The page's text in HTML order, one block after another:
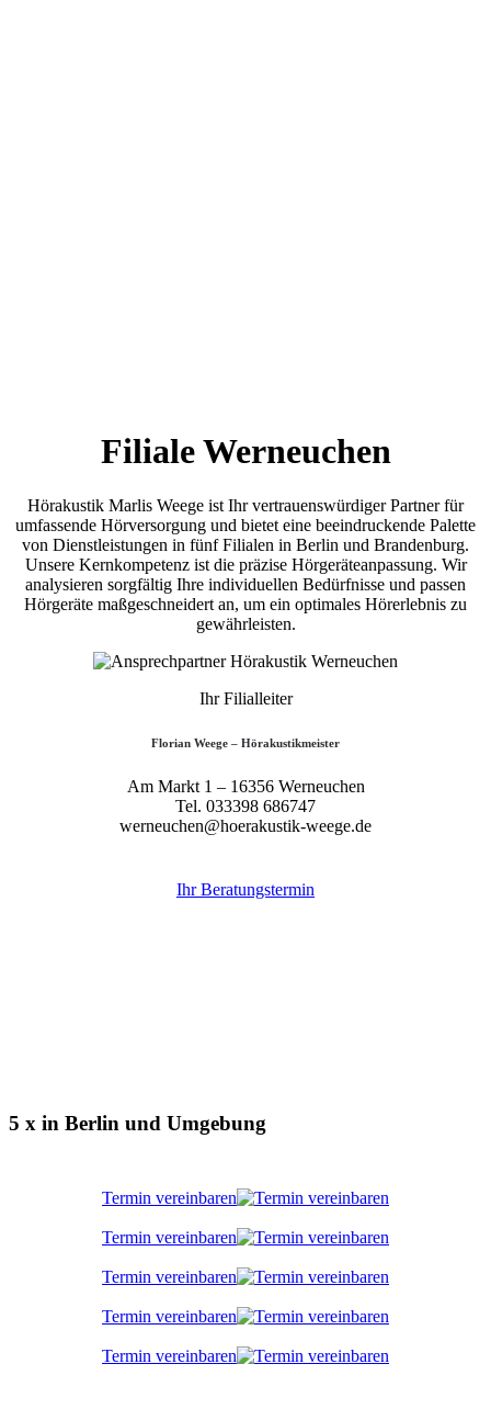
Filiale Werneuchen
Hörakustik Marlis Weege ist Ihr vertrauenswürdiger Partner für
umfassende Hörversorgung und bietet eine beeindruckende Palette
von Dienstleistungen in fünf Filialen in Berlin und Brandenburg.
Unsere Kernkompetenz ist die präzise Hörgeräteanpassung. Wir
analysieren sorgfältig Ihre individuellen Bedürfnisse und passen
Hörgeräte maßgeschneidert an, um ein optimales Hörerlebnis zu
gewährleisten.
Ihr Filialleiter
Florian Weege – Hörakustikmeister
Am Markt 1 – 16356 Werneuchen
Tel. 033398 686747
werneuchen@hoerakustik-weege.de
Ihr Beratungstermin
5 x in Berlin und Umgebung
Termin vereinbaren
Termin vereinbaren
Termin vereinbaren
Termin vereinbaren
Termin vereinbaren